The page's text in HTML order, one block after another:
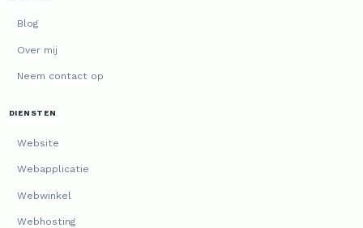
Blog
Over mij
Neem contact op
DIENSTEN
Website
Webapplicatie
Webwinkel
Webhosting